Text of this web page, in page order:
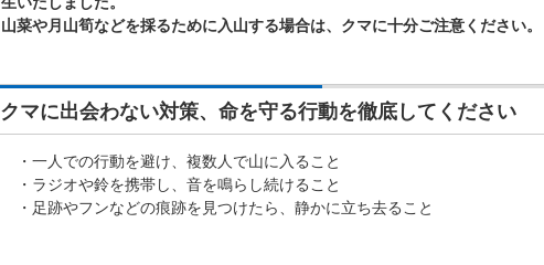
山菜や月山筍などを採るために入山する場合は、クマに十分ご注意ください。
クマに出会わない対策、命を守る行動を徹底してください
・一人での行動を避け、複数人で山に入ること
・ラジオや鈴を携帯し、音を鳴らし続けること
・足跡やフンなどの痕跡を見つけたら、静かに立ち去ること